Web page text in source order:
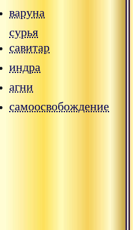
варуна
сурья
савитар
индра
агни
самоосвобождение